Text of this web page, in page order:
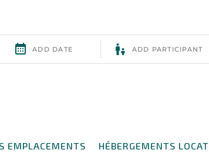
EMPLACEMENTS HÉBERGEMENTS